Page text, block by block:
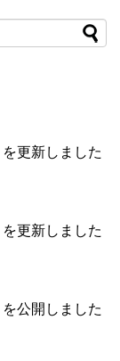
を更新しました
を更新しました
を公開しました